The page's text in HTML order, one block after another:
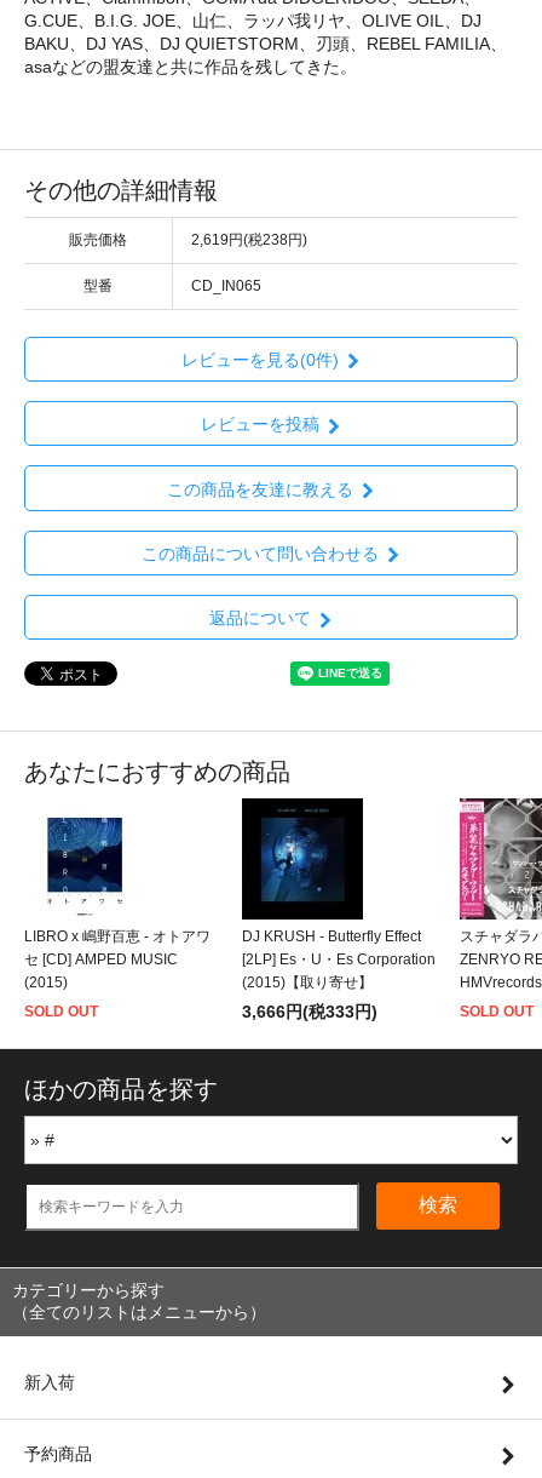
G.CUE、B.I.G. JOE、山仁、ラッパ我リヤ、OLIVE OIL、DJ
BAKU、DJ YAS、DJ QUIETSTORM、刃頭、REBEL FAMILIA、
asaなどの盟友達と共に作品を残してきた。
その他の詳細情報
販売価格 2,619円(税238円)
型番 CD_IN065
レビューを見る(0件)
レビューを投稿
この商品を友達に教える
この商品について問い合わせる
返品について
あなたにおすすめの商品
LIBRO x 嶋野百恵 - オトアワ
セ [CD] AMPED MUSIC
(2015)
SOLD OUT
DJ KRUSH - Butterfly Effect
[2LP] Es・U・Es Corporation
(2015)【取り寄せ】
3,666円(税333円)
スチャダラ
ZENRYO
SOLD OUT
ほかの商品を探す
検索
カテゴリーから探す
（全てのリストはメニューから）
新入荷
予約商品